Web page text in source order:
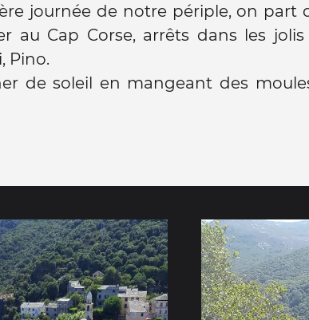
journée de notre périple, on part
au Cap Corse, arrêts dans les
Pino.
de soleil en mangeant des